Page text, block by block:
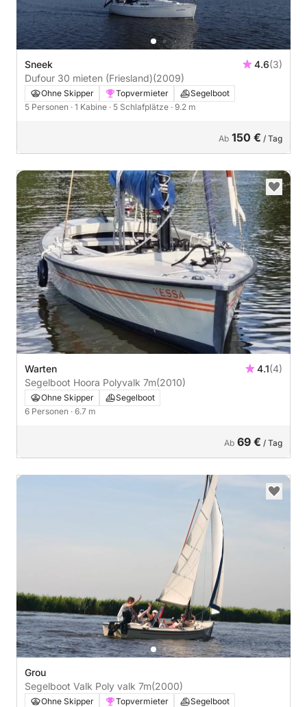
Sneek 4.6(3)
Dufour 30 mieten (Friesland)(2009)
Ohne Skipper Topvermieter
Segelboot
5 Personen · 1 Kabine · 5 Schlafplätze · 9.2 m
Ab 150 € / Tag
Warten 4.1(4)
Segelboot Hoora Polyvalk 7m(2010)
Ohne Skipper
Segelboot
6 Personen · 6.7 m
Ab 69 € / Tag
Grou
Segelboot Valk Poly valk 7m(2000)
Ohne Skipper Topvermieter
Segelboot